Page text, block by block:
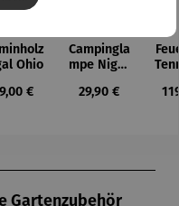
Ohio
Preis:
€
Campingla
mpe Night
Regulärer Preis:
29,90 €
Gartenzubehör